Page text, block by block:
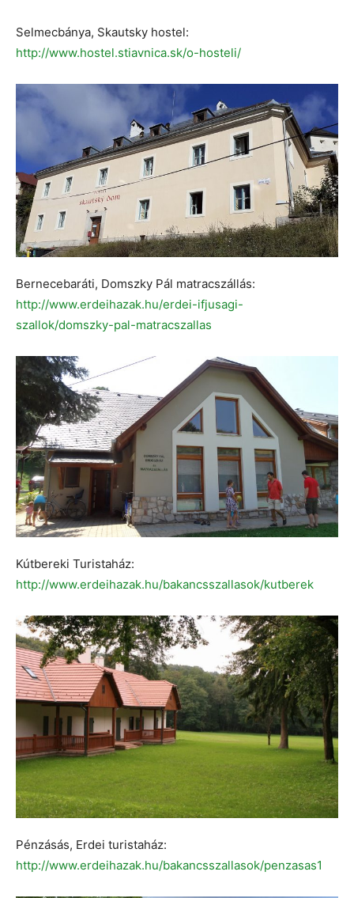
Selmecbánya, Skautsky hostel:
http://www.hostel.stiavnica.sk/o-hosteli/
Bernecebaráti, Domszky Pál matracszállás:
http://www.erdeihazak.hu/erdei-ifjusagi-
szallok/domszky-pal-matracszallas
Kútbereki Turistaház:
http://www.erdeihazak.hu/bakancsszallasok/kutberek
Pénzásás, Erdei turistaház:
http://www.erdeihazak.hu/bakancsszallasok/penzasas1